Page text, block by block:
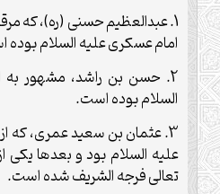
1. عبدالعظیم حسنی (ره)، که مرقد
امام عسکری علیه السلام بوده
2. حسن بن راشد، مشهور به
السلام بوده است.
3. عثمان بن سعید عمری، که از
علیه السلام بود و بعدها یکی از
تعالی فرجه الشریف شده است.